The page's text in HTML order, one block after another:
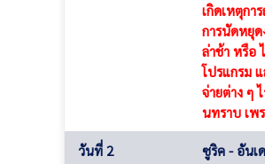
เกิดเหตุกา
การนัดหยุด
ล่าช้า หรือ
โปรแกรม
จ่ายต่าง ๆ
นทราบ เพ
วันที่ 2 ซูริค - อันเ